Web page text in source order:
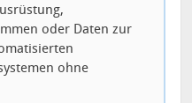
oder Daten zur
ohne